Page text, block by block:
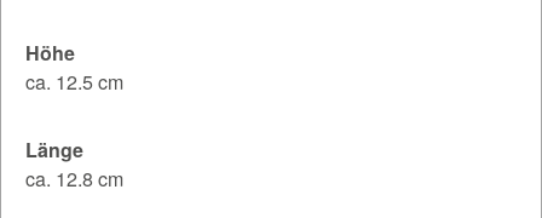
Höhe
ca. 12.5 cm
Länge
ca. 12.8 cm